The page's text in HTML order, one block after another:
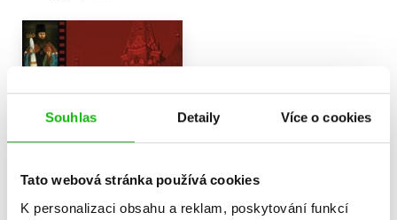
Souhlas Detaily Více o cookies
Tato webová stránka používá cookies
K personalizaci obsahu a reklam, poskytování funkcí